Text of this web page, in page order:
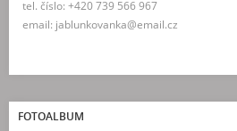
tel. číslo: +420 739 566 967
email: jablunkovanka@email.cz
FOTOALBUM